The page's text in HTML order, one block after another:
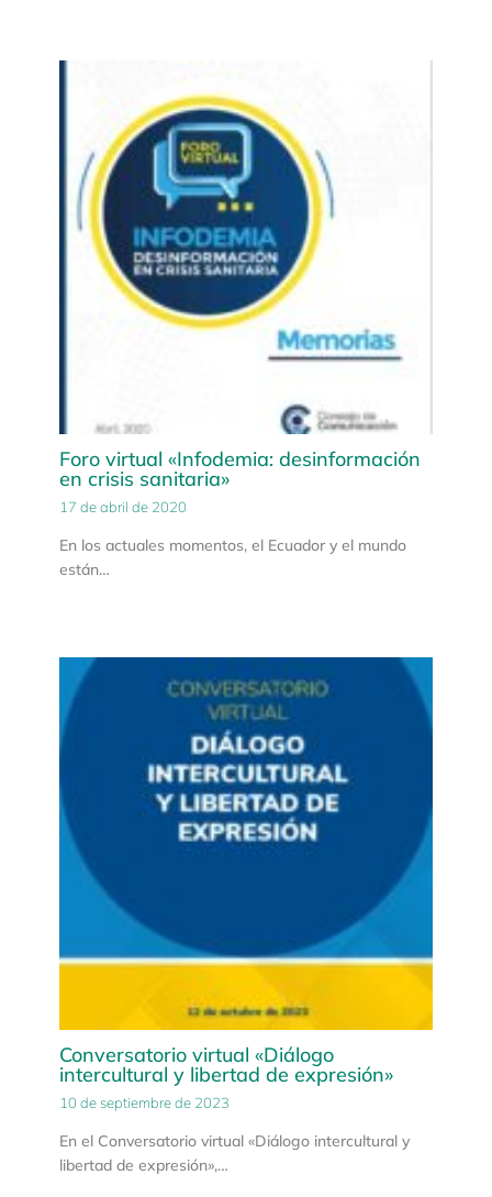
Foro virtual «Infodemia: desinformación
en crisis sanitaria»
17 de abril de 2020
En los actuales momentos, el Ecuador y el mundo
están…
Conversatorio virtual «Diálogo
intercultural y libertad de expresión»
10 de septiembre de 2023
En el Conversatorio virtual «Diálogo intercultural y
libertad de expresión»,…